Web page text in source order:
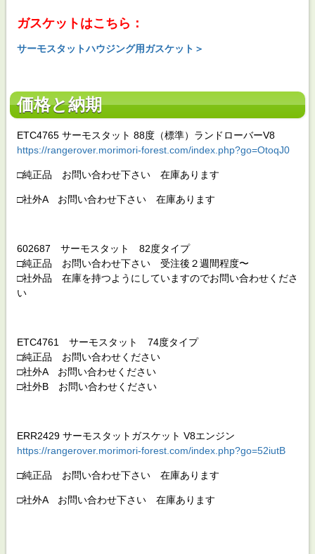
ガスケットはこちら：
サーモスタットハウジング用ガスケット＞
価格と納期
ETC4765 サーモスタット 88度（標準）ランドローバーV8
https://rangerover.morimori-forest.com/index.php?go=OtoqJ0
□純正品 お問い合わせ下さい 在庫あります
□社外A お問い合わせ下さい 在庫あります
602687 サーモスタット 82度タイプ
□純正品 お問い合わせ下さい 受注後２週間程度〜
□社外品 在庫を持つようにしていますのでお問い合わせくださ
い
ETC4761 サーモスタット 74度タイプ
□純正品 お問い合わせください
□社外A お問い合わせください
□社外B お問い合わせください
ERR2429 サーモスタットガスケット V8エンジン
https://rangerover.morimori-forest.com/index.php?go=52iutB
□純正品 お問い合わせ下さい 在庫あります
□社外A お問い合わせ下さい 在庫あります